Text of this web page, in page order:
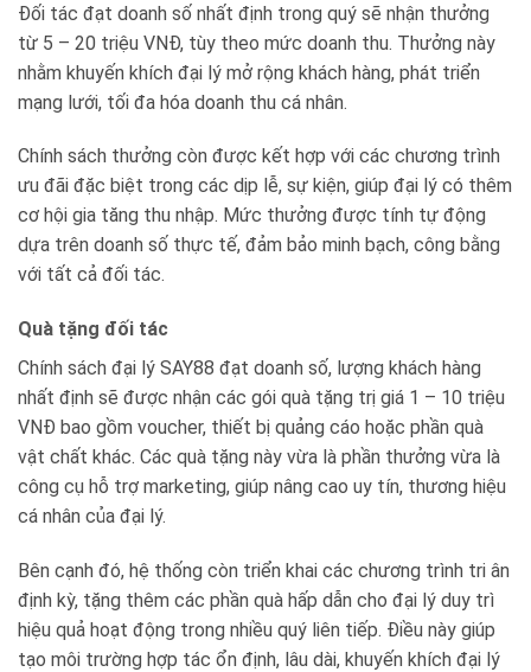
Đối tác đạt doanh số nhất định trong quý sẽ nhận thưởng
từ 5 – 20 triệu VNĐ, tùy theo mức doanh thu. Thưởng này
nhằm khuyến khích đại lý mở rộng khách hàng, phát triển
mạng lưới, tối đa hóa doanh thu cá nhân.
Chính sách thưởng còn được kết hợp với các chương trình
ưu đãi đặc biệt trong các dịp lễ, sự kiện, giúp đại lý có thêm
cơ hội gia tăng thu nhập. Mức thưởng được tính tự động
dựa trên doanh số thực tế, đảm bảo minh bạch, công bằng
với tất cả đối tác.
Quà tặng đối tác
Chính sách đại lý SAY88 đạt doanh số, lượng khách hàng
nhất định sẽ được nhận các gói quà tặng trị giá 1 – 10 triệu
VNĐ bao gồm voucher, thiết bị quảng cáo hoặc phần quà
vật chất khác. Các quà tặng này vừa là phần thưởng vừa là
công cụ hỗ trợ marketing, giúp nâng cao uy tín, thương hiệu
cá nhân của đại lý.
Bên cạnh đó, hệ thống còn triển khai các chương trình tri ân
định kỳ, tặng thêm các phần quà hấp dẫn cho đại lý duy trì
hiệu quả hoạt động trong nhiều quý liên tiếp. Điều này giúp
tạo môi trường hợp tác ổn định, lâu dài, khuyến khích đại lý